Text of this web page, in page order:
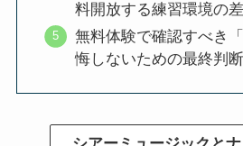
料開放する練習環境の差
無料体験で確認すべき
悔しないための最終判